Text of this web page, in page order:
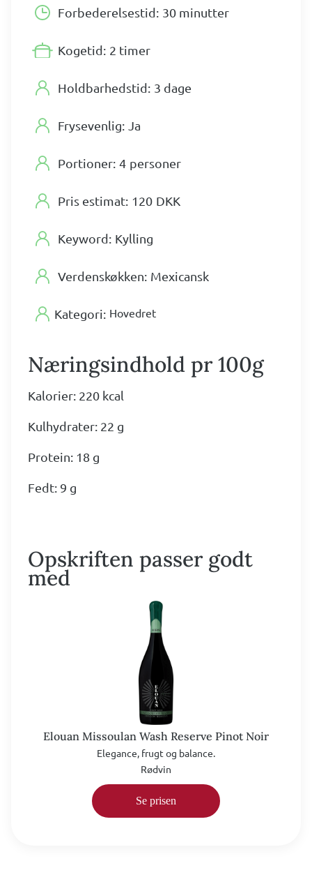
Forbederelsestid: 30 minutter
Kogetid: 2 timer
Holdbarhedstid: 3 dage
Frysevenlig: Ja
Portioner: 4 personer
Pris estimat: 120 DKK
Keyword: Kylling
Verdenskøkken: Mexicansk
Kategori: Hovedret
Næringsindhold pr 100g
Kalorier: 220 kcal
Kulhydrater: 22 g
Protein: 18 g
Fedt: 9 g
Opskriften passer godt
med
Elouan Missoulan Wash Reserve Pinot Noir
Elegance, frugt og balance.
Rødvin
Se prisen